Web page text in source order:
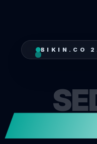
BIKIN.CO